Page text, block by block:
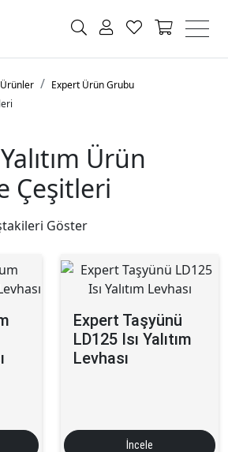
Expert Ürün Grubu
Ürün
Çeşitleri
Göster
Expert Taşyünü
LD125 Isı Yalıtım
Levhası
İncele